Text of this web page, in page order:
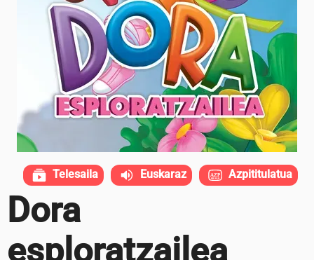
Dora
esploratzailea
Telesaila Euskaraz Azpititulatua